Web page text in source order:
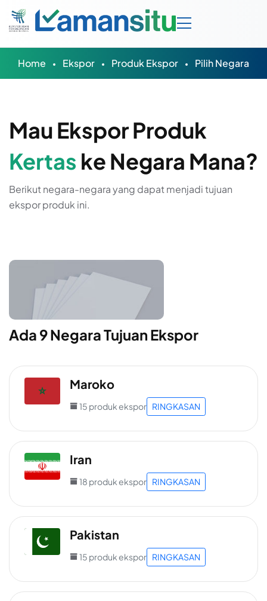
Home Ekspor Produk Ekspor Pilih Negara
Mau Ekspor Produk
Kertas ke Negara Mana?
Berikut negara-negara yang dapat menjadi tujuan
ekspor produk ini.
Ada 9 Negara Tujuan Ekspor
Maroko
15 produk ekspor RINGKASAN
Iran
18 produk ekspor RINGKASAN
Pakistan
15 produk ekspor RINGKASAN